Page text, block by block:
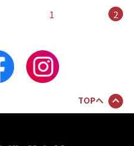
1 2
TOPへ